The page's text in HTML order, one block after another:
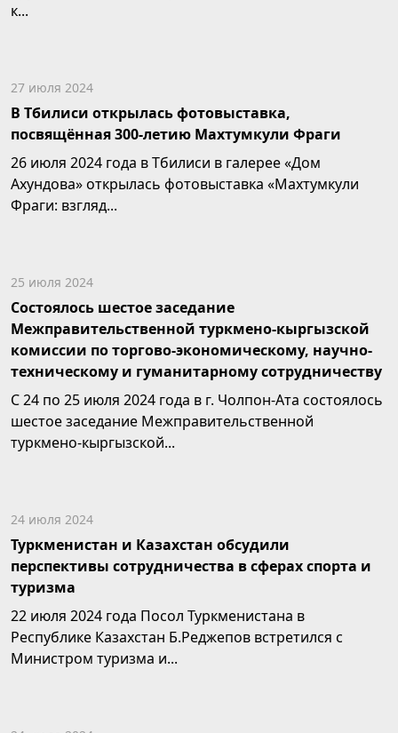
к...
27 июля 2024
В Тбилиси открылась фотовыставка,
посвящённая 300-летию Махтумкули Фраги
26 июля 2024 года в Тбилиси в галерее «Дом
Ахундова» открылась фотовыставка «Махтумкули
Фраги: взгляд...
25 июля 2024
Состоялось шестое заседание
Межправительственной туркмено-кыргызской
комиссии по торгово-экономическому, научно-
техническому и гуманитарному сотрудничеству
С 24 по 25 июля 2024 года в г. Чолпон-Ата состоялось
шестое заседание Межправительственной
туркмено-кыргызской...
24 июля 2024
Туркменистан и Казахстан обсудили
перспективы сотрудничества в сферах спорта и
туризма
22 июля 2024 года Посол Туркменистана в
Республике Казахстан Б.Реджепов встретился с
Министром туризма и...